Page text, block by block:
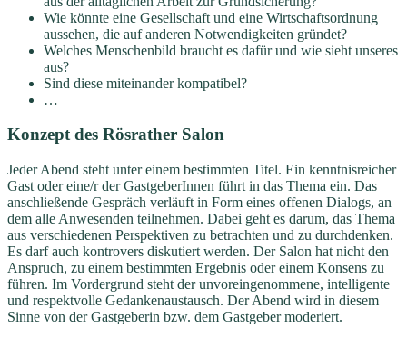
Wie könnte eine Gesellschaft und eine Wirtschaftsordnung
aussehen, die auf anderen Notwendigkeiten gründet?
Welches Menschenbild braucht es dafür und wie sieht unseres
aus?
Sind diese miteinander kompatibel?
…
Konzept des Rösrather Salon
Jeder Abend steht unter einem bestimmten Titel. Ein kenntnisreicher
Gast oder eine/r der GastgeberInnen führt in das Thema ein. Das
anschließende Gespräch verläuft in Form eines offenen Dialogs, an
dem alle Anwesenden teilnehmen. Dabei geht es darum, das Thema
aus verschiedenen Perspektiven zu betrachten und zu durchdenken.
Es darf auch kontrovers diskutiert werden. Der Salon hat nicht den
Anspruch, zu einem bestimmten Ergebnis oder einem Konsens zu
führen. Im Vordergrund steht der unvoreingenommene, intelligente
und respektvolle Gedankenaustausch. Der Abend wird in diesem
Sinne von der Gastgeberin bzw. dem Gastgeber moderiert.